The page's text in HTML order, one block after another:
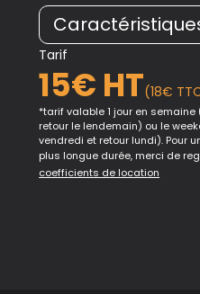
Tarif
15€ HT(18€
*tarif valable 1 jour en
retour le lendemain) ou le
vendredi et retour lundi). Pour
plus longue durée, merci de
coefficients de location